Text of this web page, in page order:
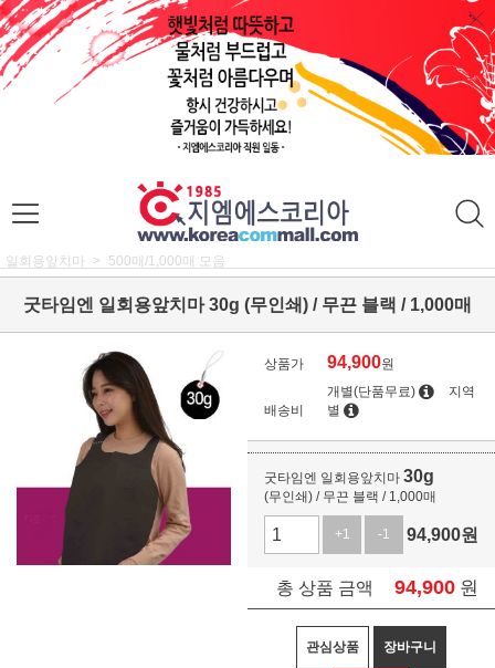
일회용앞치마 500매/1,000매 모음
굿타임엔 일회용앞치마 30g (무인쇄) / 무끈 블랙 / 1,000매
상품가 94,900원
배송비
개별(단품무료)
지역
별
굿타임엔 일회용앞치마 30g
(무인쇄) / 무끈 블랙 / 1,000매
+1 -1 94,900원
총 상품 금액 94,900 원
관심상품 장바구니